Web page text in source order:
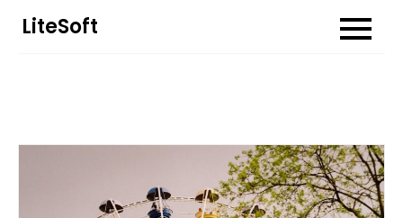
Перейти
LiteSoft